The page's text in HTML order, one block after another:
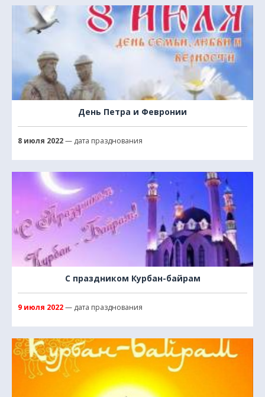
День Петра и Февронии
8 июля 2022— дата празднования
С праздником Курбан-байрам
9 июля 2022— дата празднования